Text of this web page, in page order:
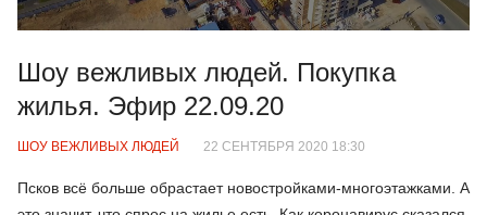
Шоу вежливых людей. Покупка
жилья. Эфир 22.09.20
ШОУ ВЕЖЛИВЫХ ЛЮДЕЙ 22 СЕНТЯБРЯ 2020 18:30
Псков всё больше обрастает новостройками-многоэтажками. А